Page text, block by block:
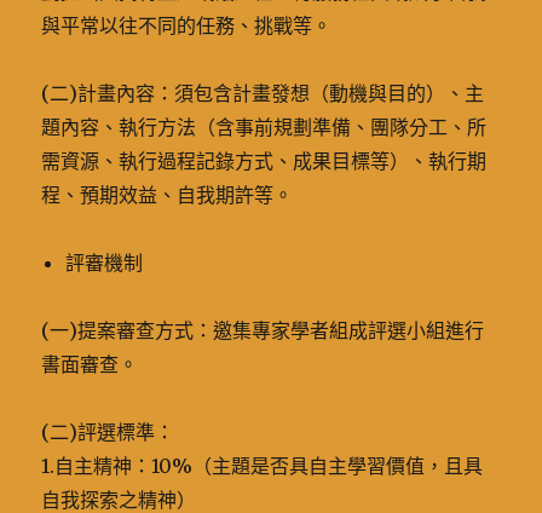
與平常以往不同的任務、挑戰等。
(二)計畫內容：須包含計畫發想（動機與目的）、主
題內容、執行方法（含事前規劃準備、團隊分工、所
需資源、執行過程記錄方式、成果目標等）、執行期
程、預期效益、自我期許等。
評審機制
(一)提案審查方式：邀集專家學者組成評選小組進行
書面審查。
(二)評選標準：
1.自主精神：10%（主題是否具自主學習價值，且具
自我探索之精神）